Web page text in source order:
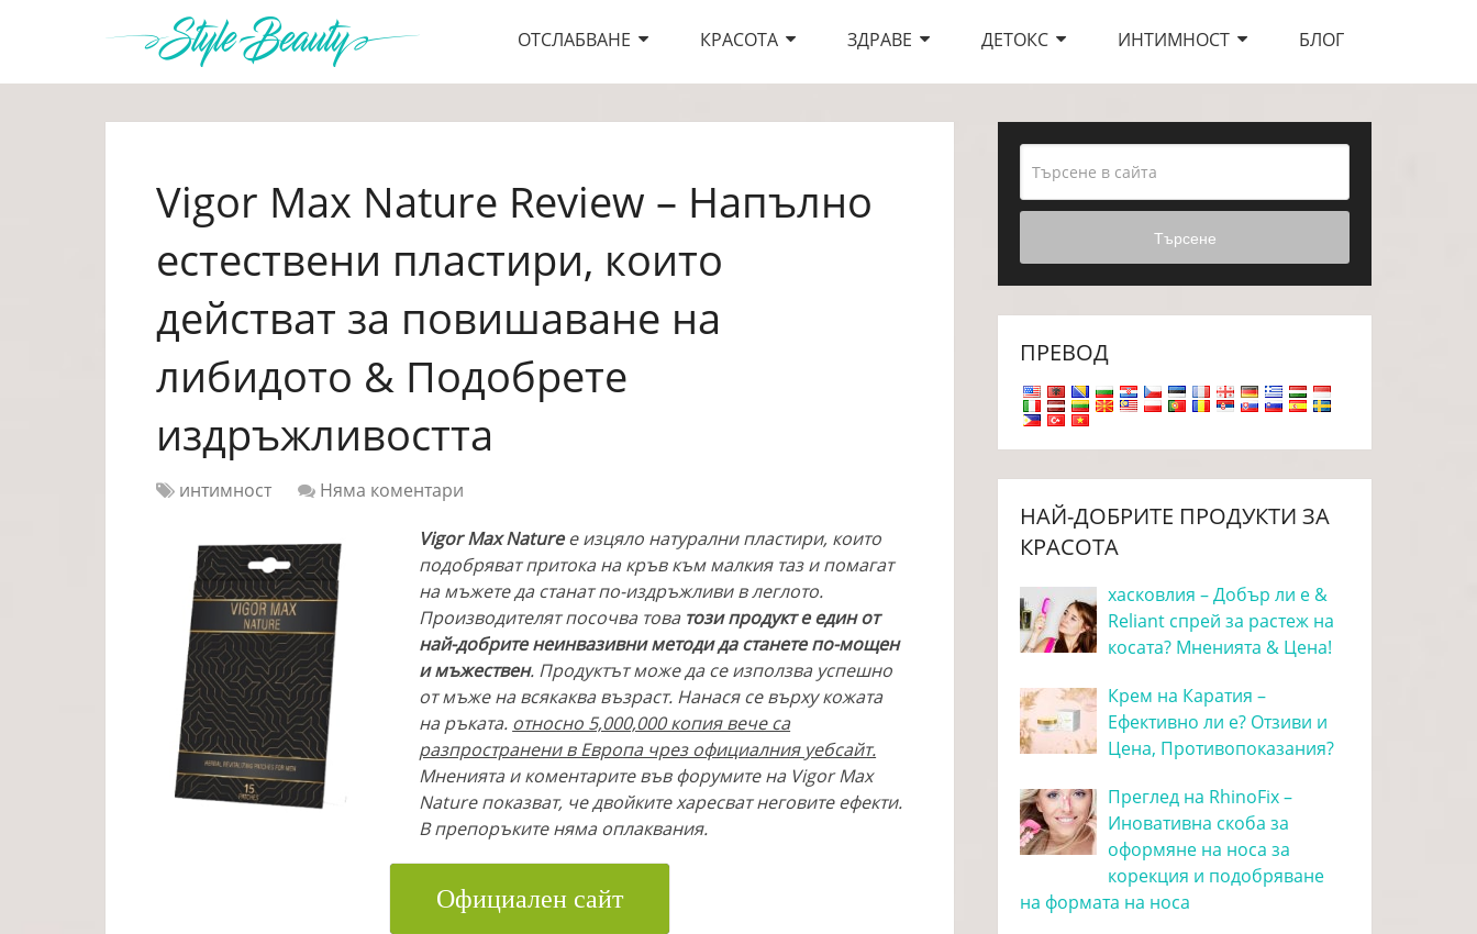
ОТСЛАБВАНЕ КРАСОТА ЗДРАВЕ ДЕТОКС ИНТИМНОСТ БЛОГ
Vigor Max Nature Review – Напълно
естествени пластири, които
действат за повишаване на
либидото & Подобрете
издръжливостта
интимност
Няма коментари
Vigor Max Natureе изцяло натурални пластири, които
подобряват притока на кръв към малкия таз и помагат
на мъжете да станат по-издръжливи в леглото.
Производителят посочва товатози продукт е един от
най-добрите неинвазивни методи да станете по-мощен
и мъжествен. Продуктът може да се използва успешно
от мъже на всякаква възраст. Нанася се върху кожата
на ръката. относно 5,000,000 копия вече са
разпространени в Европа чрез официалния уебсайт.
Мненията и коментарите във форумите на Vigor Max
Nature показват, че двойките харесват неговите ефекти.
В препоръките няма оплаквания.
Официален сайт
Търсене
ПРЕВОД
НАЙ-ДОБРИТЕ ПРОДУКТИ ЗА
КРАСОТА
хасковлия – Добър ли е &
Reliant спрей за растеж на
косата? Мненията & Цена!
Крем на Каратия –
Ефективно ли е? Отзиви и
Цена, Противопоказания?
Преглед на RhinoFix –
Иновативна скоба за
оформяне на носа за
корекция и подобряване
на формата на носа